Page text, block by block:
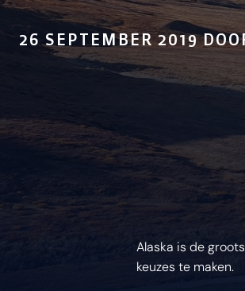
26 SEPTEMBER 2019
Alaska is de
keuzes te maken.